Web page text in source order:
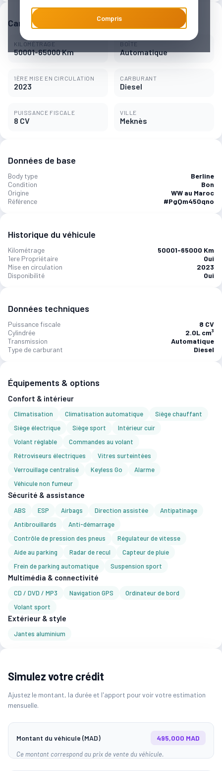
Compris
Caractéristiques principales
KILOMÉTRAGE
50001-65000 Km
BOÎTE
Automatique
1ÈRE MISE EN CIRCULATION
2023
CARBURANT
Diesel
PUISSANCE FISCALE
8 CV
VILLE
Meknès‎
Données de base
Body type
Berline
Condition
Bon
Origine
WW au Maroc
Référence
#PgQm450qno
Historique du véhicule
Kilométrage
50001-65000 Km
1ere Propriétaire
Oui
Mise en circulation
2023
Disponibilité
Oui
Données techniques
Puissance fiscale
8 CV
Cylindrée
2.0L cm³
Transmission
Automatique
Type de carburant
Diesel
Équipements & options
Confort & intérieur
Climatisation Climatisation automatique
Siège chauffant
Siège électrique
Siège sport
Intérieur cuir
Volant réglable
Commandes au volant
Rétroviseurs électriques
Vitres surteintées
Verrouillage centralisé
Keyless Go
Alarme
Véhicule non fumeur
Sécurité & assistance
ABS ESP Airbags Direction assistée
Antipatinage
Antibrouillards
Anti-démarrage
Contrôle de pression des pneus
Régulateur de vitesse
Aide au parking
Radar de recul
Capteur de pluie
Frein de parking automatique
Suspension sport
Multimédia & connectivité
CD / DVD / MP3 Navigation GPS
Ordinateur de bord
Volant sport
Extérieur & style
Jantes aluminium
Simulez votre crédit
Ajustez le montant, la durée et l'apport pour voir votre estimation
mensuelle.
Montant du véhicule (MAD) 495,000 MAD
Ce montant correspond au prix de vente du véhicule.